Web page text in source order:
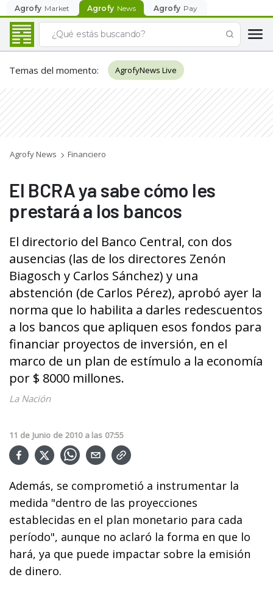
Agrofy Market Agrofy News Agrofy Pay
Temas del momento: AgrofyNews Live
Agrofy News Financiero
El BCRA ya sabe cómo les
prestará a los bancos
El directorio del Banco Central, con dos
ausencias (las de los directores Zenón
Biagosch y Carlos Sánchez) y una
abstención (de Carlos Pérez), aprobó ayer la
norma que lo habilita a darles redescuentos
a los bancos que apliquen esos fondos para
financiar proyectos de inversión, en el
marco de un plan de estímulo a la economía
por $ 8000 millones.
La Nación
11 de Junio de 2010 a las 07:55
Además, se comprometió a instrumentar la
medida "dentro de las proyecciones
establecidas en el plan monetario para cada
período", aunque no aclaró la forma en que lo
hará, ya que puede impactar sobre la emisión
de dinero.